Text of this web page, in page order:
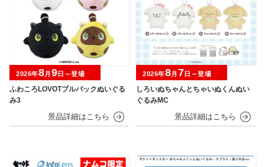
ふわころLOVOTプルバックぬいぐる
み3
2026年8月 9日～登場
しろいぬちゃんとちゃいぬくんぬい
ぐるみMC
2026年8月 7日～登場